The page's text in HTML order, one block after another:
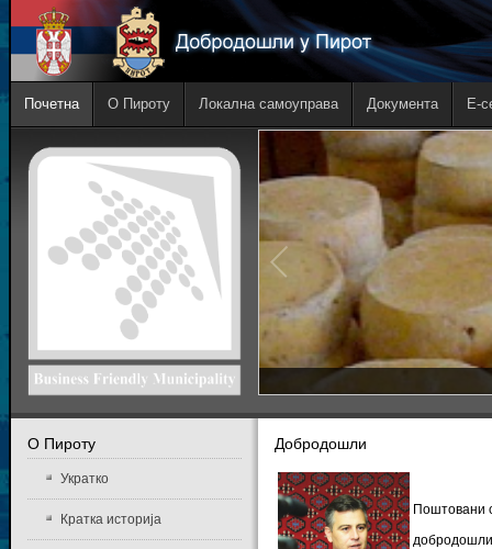
Почетна О Пироту Локална самоуправа Документа E-
Добродошли
Поштовани
О Пироту
Укратко
Кратка историја